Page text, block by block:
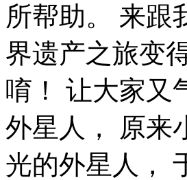
所帮助。 来跟
界遗产之旅变
唷！ 让大家又
外星人， 原来
光的外星人，